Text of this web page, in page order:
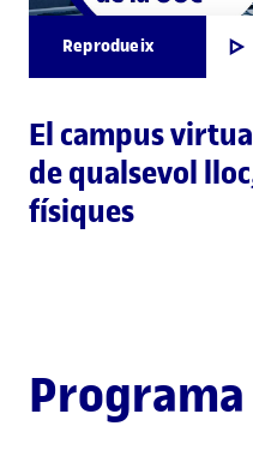
Reprodueix
El campus
de qualsevol
físiques